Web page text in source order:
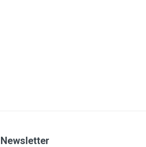
Newsletter